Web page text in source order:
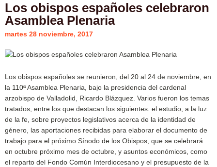
Los obispos españoles celebraron
Asamblea Plenaria
martes 28 noviembre, 2017
Los obispos españoles se reunieron, del 20 al 24 de noviembre, en
la 110ª Asamblea Plenaria, bajo la presidencia del cardenal
arzobispo de Valladolid, Ricardo Blázquez. Varios fueron los temas
tratados, entre los que destacan los siguientes: el estudio, a la luz
de la fe, sobre proyectos legislativos acerca de la identidad de
género, las aportaciones recibidas para elaborar el documento de
trabajo para el próximo Sínodo de los Obispos, que se celebrará
en octubre próximo mes de octubre, y asuntos económicos, como
el reparto del Fondo Común Interdiocesano y el presupuesto de la